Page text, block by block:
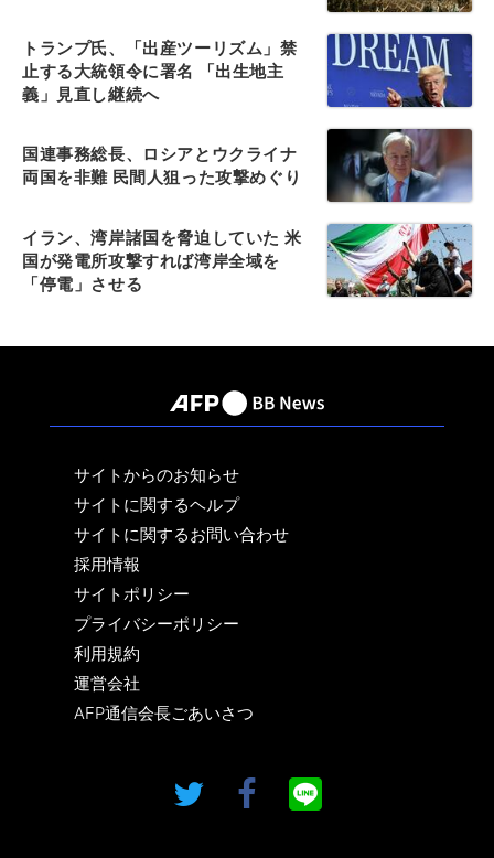
トランプ氏、「出産ツーリズム」禁
止する大統領令に署名 「出生地主
義」見直し継続へ
国連事務総長、ロシアとウクライナ
両国を非難 民間人狙った攻撃めぐり
イラン、湾岸諸国を脅迫していた 米
国が発電所攻撃すれば湾岸全域を
「停電」させる
サイトからのお知らせ
サイトに関するヘルプ
サイトに関するお問い合わせ
採用情報
サイトポリシー
プライバシーポリシー
利用規約
運営会社
AFP通信会長ごあいさつ